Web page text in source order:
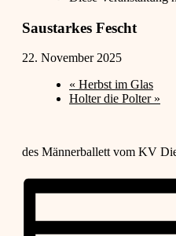
Saustarkes Fescht
22. November 2025
« Herbst im Glas
Holter die Polter »
des Männerballett vom KV